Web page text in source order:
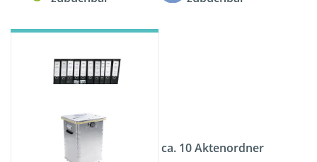
ca. 10 Aktenordner